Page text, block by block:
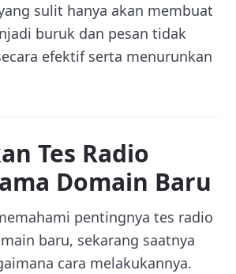
sulit hanya akan membuat
buruk dan pesan tidak
efektif serta menurunkan
Tes Radio
Domain Baru
pentingnya tes radio
baru, sekarang saatnya
cara melakukannya.